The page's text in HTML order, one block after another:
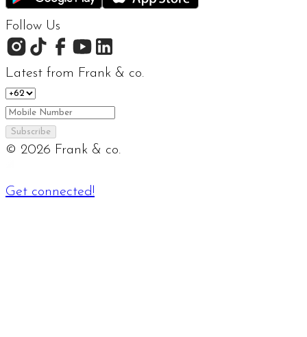
Follow Us
Latest from Frank & co.
Subscribe
© 2026 Frank & co.
Get connected!